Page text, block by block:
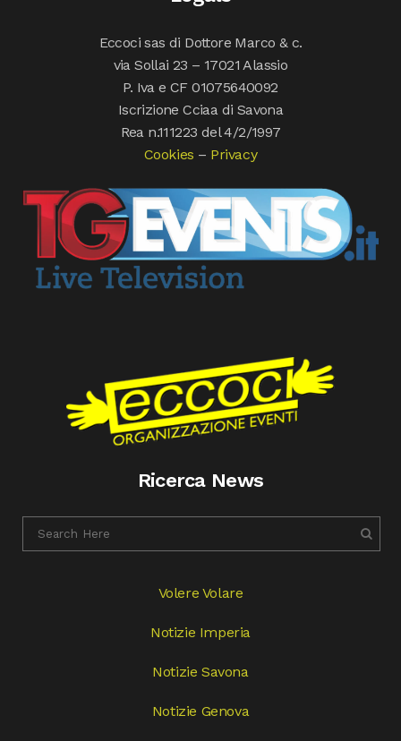
Eccoci sas di Dottore Marco & c.
via Sollai 23 – 17021 Alassio
P. Iva e CF 01075640092
Iscrizione Cciaa di Savona
Rea n.111223 del 4/2/1997
Cookies – Privacy
Ricerca News
Volere Volare
Notizie Imperia
Notizie Savona
Notizie Genova